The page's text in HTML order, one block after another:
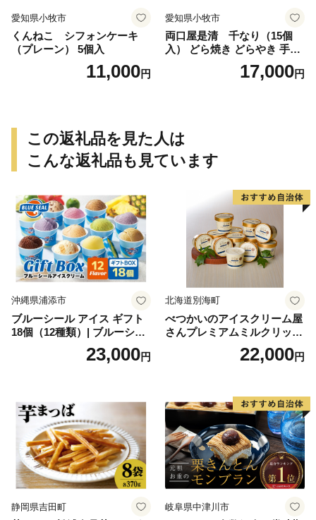
愛知県小牧市
くんねこ シフォンケーキ
（プレーン） 5個入
11,000円
愛知県小牧市
両口屋是清 千なり（15個
入） どら焼き どらやき 手土
産 お土産 土産 丹波大納言小
豆 抹茶 林檎 りんご 慶事 お
17,000円
この返礼品を見た人は
こんな返礼品も見ています
沖縄県浦添市
ブルーシール アイス ギフト
18個（12種類）| ブルーシー
ルアイス ブルーシールアイ
スクリーム 着日指定可能 送
誕生日 カップ 詰め合わせ バ
ラエティ | バニラ チョコレー
ト ストロベリー ピスタチオ
バニラ＆クッキー ウベ 沖縄
紅イモ 塩ちんすこう 沖縄シ
ークヮーサー 沖縄黒糖 琉球
ロイヤルミルクティ 沖縄パ
イン
23,000円
北海道別海町
べつかいのアイスクリーム屋
さんプレミアムミルクリッチ
12個（AP-01）（ 北海道アイ
ス 北海道産アイス アイス ア
道産アイス 道産アイスクリ
ーム ギフト 詰合せ 詰め合わ
せ ふるさと納税 ）
22,000円
静岡県吉田町 岐阜県中津川市